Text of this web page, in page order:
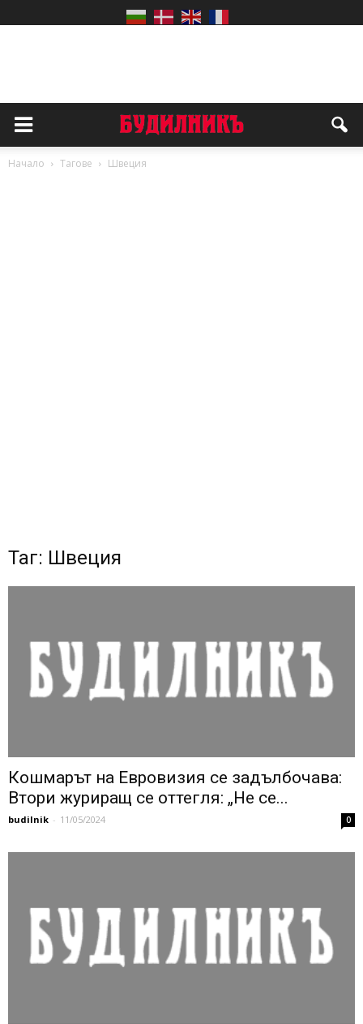
Начало Тагове Швеция
Таг: Швеция
Кошмарът на Евровизия се задълбочава:
Втори журиращ се оттегля: „Не се...
budilnik - 11/05/2024 0